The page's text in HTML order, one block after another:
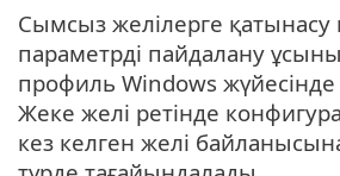
Сымсыз желілерге қатынасу
параметрді пайдалану
профиль Windows
Жеке желі ретінде
кез келген желі